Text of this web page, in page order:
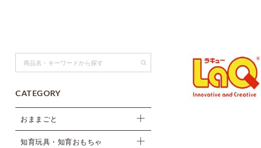
CATEGORY
おままごと
知育玩具・知育おもちゃ